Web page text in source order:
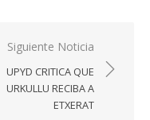
Siguiente Noticia
UPYD CRITICA QUE
URKULLU RECIBA A
ETXERAT